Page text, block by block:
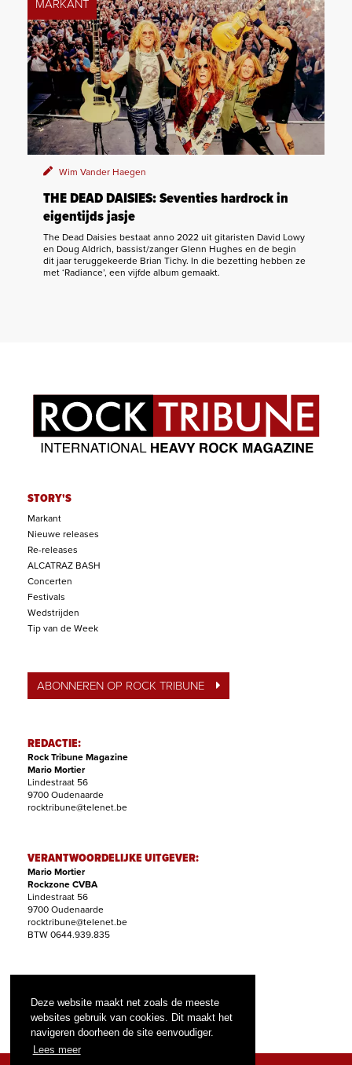
Deze website maakt net zoals de meeste
websites gebruik van cookies. Dit maakt het
navigeren doorheen de site eenvoudiger.
Lees meer
MARKANT
Wim Vander Haegen
THE DEAD DAISIES: Seventies hardrock in
eigentijds jasje
The Dead Daisies bestaat anno 2022 uit gitaristen David Lowy
en Doug Aldrich, bassist/zanger Glenn Hughes en de begin
dit jaar teruggekeerde Brian Tichy. In die bezetting hebben ze
met ‘Radiance’, een vijfde album gemaakt.
STORY'S
Markant
Nieuwe releases
Re-releases
ALCATRAZ BASH
Concerten
Festivals
Wedstrijden
Tip van de Week
ABONNEREN OP ROCK TRIBUNE
REDACTIE:
Rock Tribune Magazine
Mario Mortier
Lindestraat 56
9700 Oudenaarde
rocktribune@telenet.be
VERANTWOORDELIJKE UITGEVER:
Mario Mortier
Rockzone CVBA
Lindestraat 56
9700 Oudenaarde
rocktribune@telenet.be
BTW 0644.939.835
Filip Nollet
abonnementen@rock-tribune.com